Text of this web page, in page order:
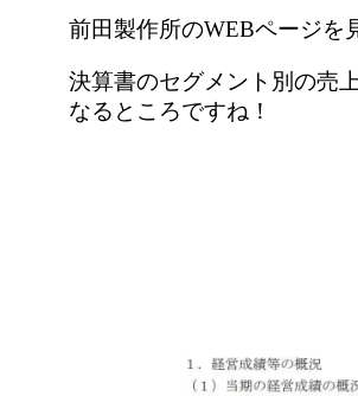
前田製作所のWEBページを
決算書のセグメント別の売
なるところですね！